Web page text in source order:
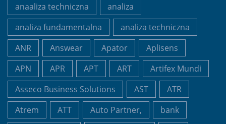
anaaliza techniczna
analiza
analiza fundamentalna
analiza techniczna
ANR
Answear Apator
Aplisens
APN
APR APT ART
Artifex Mundi
Asseco Business Solutions
AST
ATR
Atrem
ATT Auto Partner,
bank